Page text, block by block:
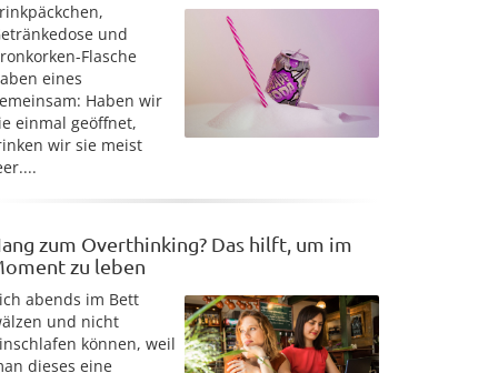
und
Flasche
eines
Haben wir
einmal geöffnet,
wir sie meist
zum Overthinking? Das hilft, um im
zu leben
abends im Bett
und nicht
können, weil
dieses eine